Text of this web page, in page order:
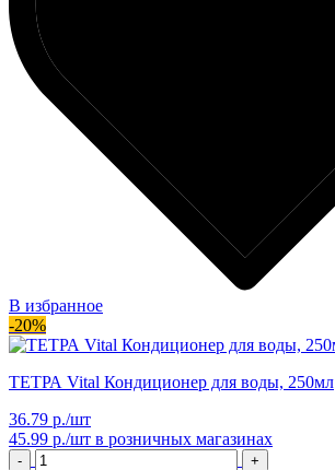
В избранное
-20%
ТЕТРА Vital Кондиционер для воды, 250мл
36.79 р./шт
45.99 р./шт в розничных магазинах
-
+